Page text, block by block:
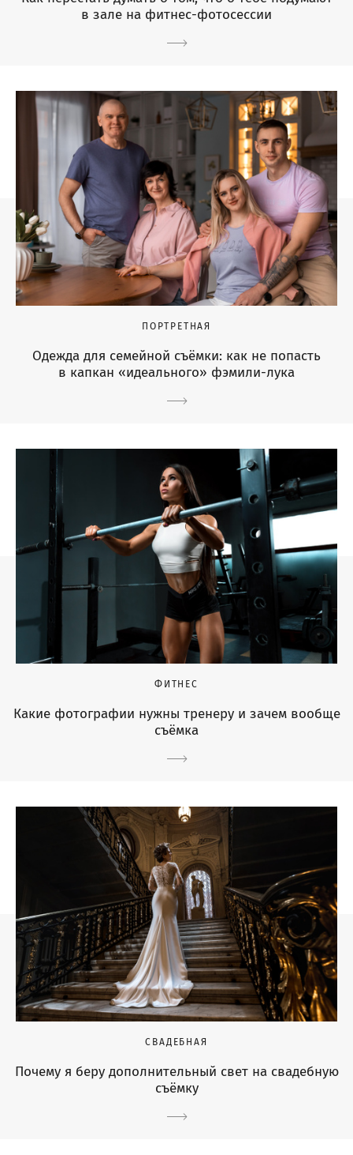
в зале на фитнес-фотосессии
ПОРТРЕТНАЯ
Одежда для семейной съёмки: как не попасть
в капкан «идеального» фэмили-лука
ФИТНЕС
Какие фотографии нужны тренеру и зачем вообще
съёмка
СВАДЕБНАЯ
Почему я беру дополнительный свет на свадебную
съёмку